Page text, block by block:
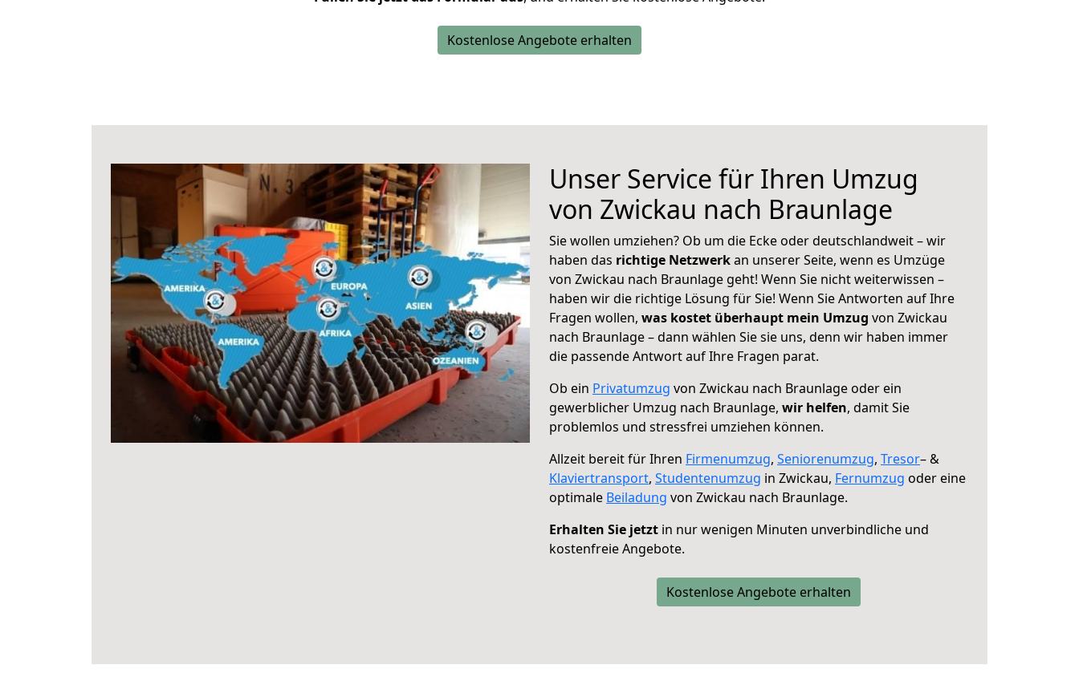
Kostenlose Angebote erhalten
Unser Service für Ihren Umzug
von Zwickau nach Braunlage
Sie wollen umziehen? Ob um die Ecke oder deutschlandweit – wir
haben das richtige Netzwerkan unserer Seite, wenn es Umzüge
von Zwickau nach Braunlage geht! Wenn Sie nicht weiterwissen –
haben wir die richtige Lösung für Sie! Wenn Sie Antworten auf Ihre
Fragen wollen, was kostet überhaupt mein Umzug von Zwickau
nach Braunlage – dann wählen Sie sie uns, denn wir haben immer
die passende Antwort auf Ihre Fragen parat.
Ob ein Privatumzug von Zwickau nach Braunlage oder ein
gewerblicher Umzug nach Braunlage, wir helfen, damit Sie
problemlos und stressfrei umziehen können.
Allzeit bereit für Ihren Firmenumzug, Seniorenumzug, Tresor– &
Klaviertransport, Studentenumzug in Zwickau, Fernumzug oder eine
optimale Beiladung von Zwickau nach Braunlage.
Erhalten Sie jetzt in nur wenigen Minuten unverbindliche und
kostenfreie Angebote.
Kostenlose Angebote erhalten